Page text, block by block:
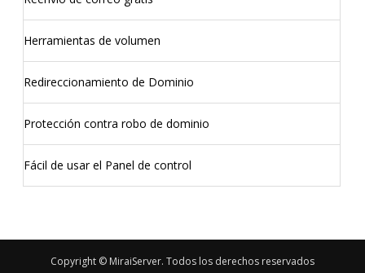
Herramientas de volumen
Redireccionamiento de Dominio
Protección contra robo de dominio
Fácil de usar el Panel de control
Copyright © MiraiServer. Todos los derechos reservados